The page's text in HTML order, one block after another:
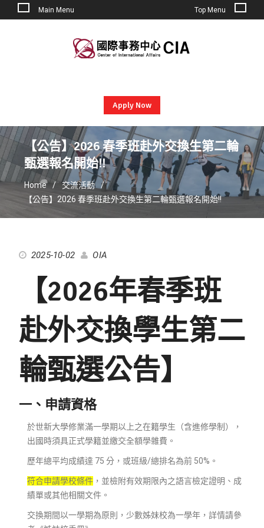
Main Menu Top Menu
Apply Now
【公告】2026 春季班赴外交換生第二輪
甄選報名開始!!
Home
交流活動
【公告】2026 春季班赴外交換生第二輪甄選報名開始!!
2025-10-02 OIA
【2026年春季班
赴外交換學生第二
輪甄選公告】
一、申請資格
於世新大學修業滿一學期以上之在籍學生（含進修學制），
出國時須具正式學籍並繳交全額學雜費。
歷年總平均成績達 75 分，或班級/總排名為前 50%。
符合申請學校條件，並檢附有效期限內之語言檢定證明、成
績單或其他相關文件。
交換期間以一學期為原則，少數姊妹校為一學年，詳情請參